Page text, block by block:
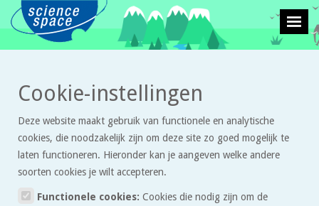
Leven en natuur > Opgaven >DNA-profielen
DNA-profielen
In films en televisieseries wordt ook vaak over DNA of DNA-
profielen gesproken. Als je de film GATTACA bekijkt of sommige
Cookie-instellingen
Deze website maakt gebruik van functionele en analytische
cookies, die noodzakelijk zijn om deze site zo goed mogelijk te
laten functioneren. Hieronder kan je aangeven welke andere
soorten cookies je wilt accepteren.
Functionele cookies: Cookies die nodig zijn om de